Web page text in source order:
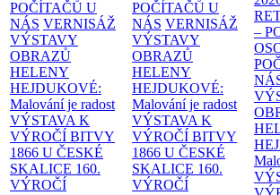
POČÍTAČŮ U
NÁS VERNISÁŽ
VÝSTAVY
OBRAZŮ
HELENY
HEJDUKOVÉ:
Malování je radost
VÝSTAVA K
VÝROČÍ BITVY
1866 U ČESKÉ
SKALICE 160.
VÝROČÍ
POČÍTAČŮ U
NÁS VERNISÁŽ
VÝSTAVY
OBRAZŮ
HELENY
HEJDUKOVÉ:
Malování je radost
VÝSTAVA K
VÝROČÍ BITVY
1866 U ČESKÉ
SKALICE 160.
VÝROČÍ
–